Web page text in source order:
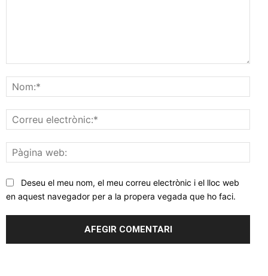
web:
Deseu el meu nom, el meu correu electrònic i el lloc web
en aquest navegador per a la propera vegada que ho faci.